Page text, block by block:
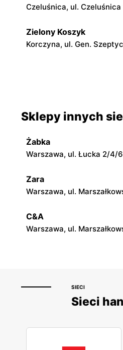
Czeluśnica, ul. Czeluśnica
Zielony Koszyk
Korczyna, ul. Gen.
Brzozów, ul. Tadeusza
Zielony Koszyk
Zarszyn, ul. Bieszczadzka
Sklepy innych
Żabka
Warszawa, ul. Łucka 2/4/
Zara
Warszawa, ul.
C&A
Warszawa, ul.
SIECI
Sieci